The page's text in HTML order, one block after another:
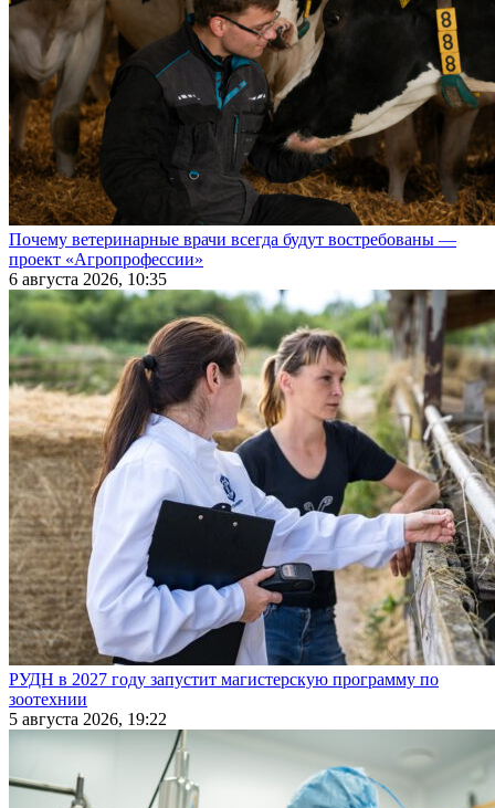
Почему ветеринарные врачи всегда будут востребованы —
проект «Агропрофессии»
6 августа 2026, 10:35
РУДН в 2027 году запустит магистерскую программу по
зоотехнии
5 августа 2026, 19:22